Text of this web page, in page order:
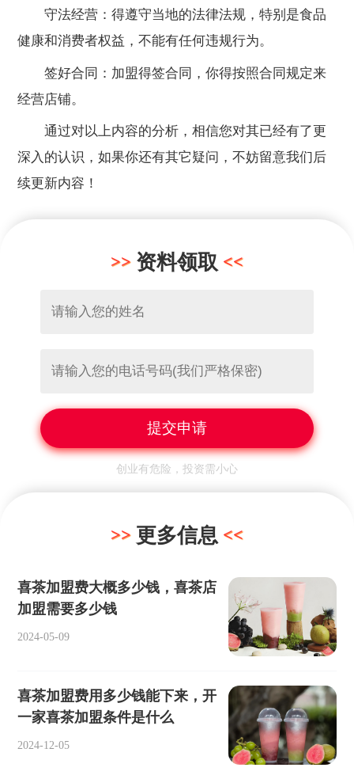
守法经营：得遵守当地的法律法规，特别是食品
健康和消费者权益，不能有任何违规行为。
签好合同：加盟得签合同，你得按照合同规定来
经营店铺。
通过对以上内容的分析，相信您对其已经有了更
深入的认识，如果你还有其它疑问，不妨留意我们后
续更新内容！
资料领取
创业有危险，投资需小心
更多信息
喜茶加盟费大概多少钱，喜茶店
加盟需要多少钱
2024-05-09
喜茶加盟费用多少钱能下来，开
一家喜茶加盟条件是什么
2024-12-05